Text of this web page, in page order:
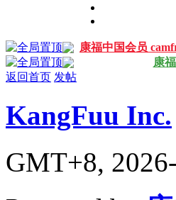
康福中国会员
康
返回首页 发帖
KangFuu Inc.
GMT+8,